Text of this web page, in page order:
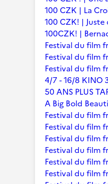
100 CZK | La
100 CZK! | Juste
100CZK! |
Festival du film
Festival du film
Festival du film
4/7 - 16/8 KINO
50 ANS PLUS
A Big Bold
Festival du film
Festival du film
Festival du film
Festival du film
Festival du film
Festival du film